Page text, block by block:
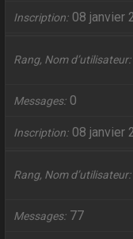
Inscription 08 janvier
Rang, Nom d’utilisateur
Messages 0
Inscription 08 janvier
Rang, Nom d’utilisateur
Messages 77